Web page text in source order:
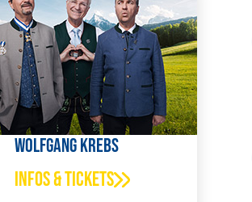
Wolfgang Krebs
Infos & Tickets